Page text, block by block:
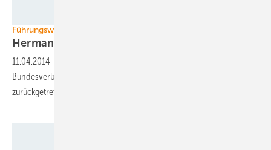
Führungswechsel beim BWE
Hermann Albers ist erneut
11.04.2014 -
Bundesverbandes Windenergie, Sylvia Pilarsky-Grosch,
zurückgetreten. Ex-Präsident Hermann Albers